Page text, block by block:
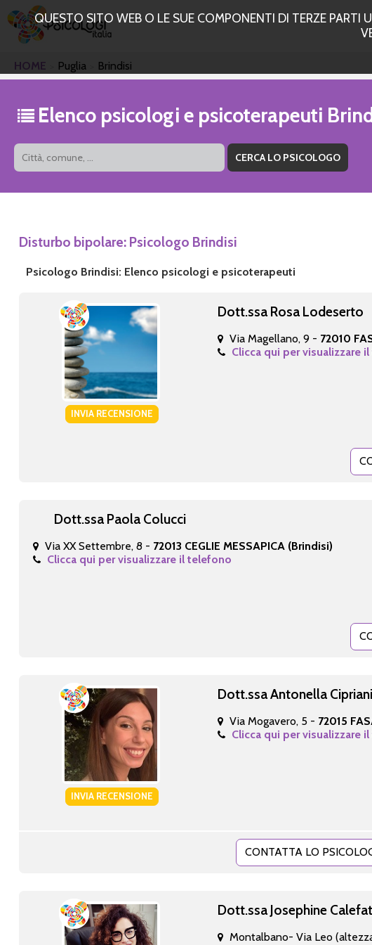
QUESTO SITO WEB O LE SUE COMPONENTI DI TERZE PARTI
HOME Puglia Brindisi
Elenco psicologi e psicoterapeuti
Disturbo bipolare: Psicologo Brindisi
Psicologo Brindisi: Elenco psicologi e psicoterapeuti
INVIA RECENSIONE
Dott.ssa Rosa Lodeserto
Via Magellano, 9 - 72010
Clicca qui per visualizzare
Dott.ssa Paola Colucci
Via XX Settembre, 8 - 72013 CEGLIE MESSAPICA (Brindisi)
Clicca qui per visualizzare il telefono
INVIA RECENSIONE
Dott.ssa Antonella Cipriani
Via Mogavero, 5 - 72015
Clicca qui per visualizzare
CONTATTA LO
Dott.ssa Josephine
Montalbano- Via Leo